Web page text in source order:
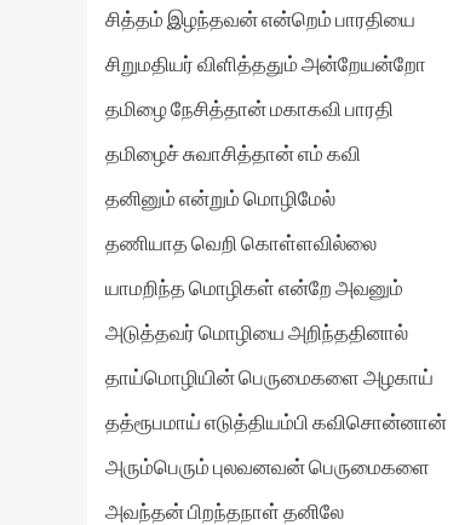
சித்தம் இழந்தவன் என்றெம் பாரதியை
சிறுமதியர் விளித்ததும் அன்றேயன்றோ
தமிழை நேசித்தான் மகாகவி பாரதி
தமிழைச் சுவாசித்தான் எம் கவி
தனினும் என்றும் மொழிமேல்
தணியாத வெறி கொள்ளவில்லை
யாமறிந்த மொழிகள் என்றே அவனும்
அடுத்தவர் மொழியை அறிந்ததினால்
தாய்மொழியின் பெருமைகளை அழகாய்
தத்ரூபமாய் எடுத்தியம்பி கவிசொன்னான்
அரும்பெரும் புலவனவன் பெருமைகளை
அவந்தன் பிறந்தநாள் தனிலே